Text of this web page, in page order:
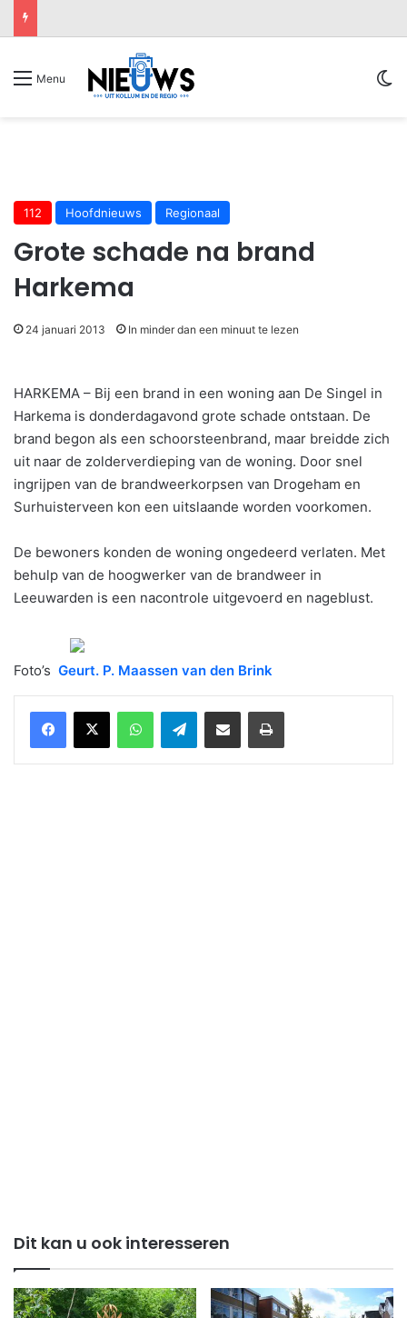
Menu
112 Hoofdnieuws Regionaal
Grote schade na brand
Harkema
24 januari 2013 In minder dan een minuut te lezen
HARKEMA – Bij een brand in een woning aan De Singel in
Harkema is donderdagavond grote schade ontstaan. De
brand begon als een schoorsteenbrand, maar breidde zich
uit naar de zolderverdieping van de woning. Door snel
ingrijpen van de brandweerkorpsen van Drogeham en
Surhuisterveen kon een uitslaande worden voorkomen.
De bewoners konden de woning ongedeerd verlaten. Met
behulp van de hoogwerker van de brandweer in
Leeuwarden is een nacontrole uitgevoerd en nageblust.
Foto’s Geurt. P. Maassen van den Brink
WhatsAppTelegramDelen via Email Print
Dit kan u ook interesseren